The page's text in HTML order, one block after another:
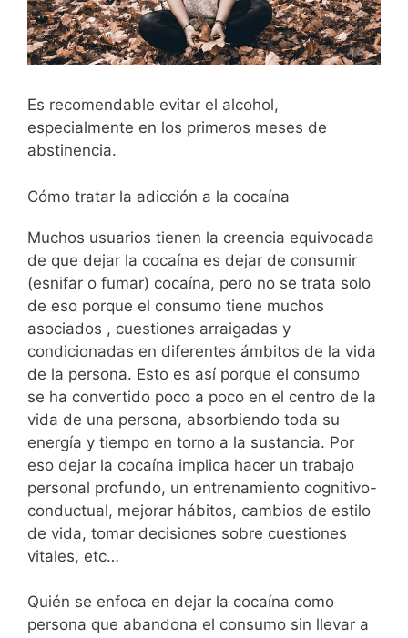
Es recomendable evitar el alcohol,
especialmente en los primeros meses de
abstinencia.
Cómo tratar la adicción a la cocaína
Muchos usuarios tienen la creencia equivocada
de que dejar la cocaína es dejar de consumir
(esnifar o fumar) cocaína, pero no se trata solo
de eso porque el consumo tiene muchos
asociados , cuestiones arraigadas y
condicionadas en diferentes ámbitos de la vida
de la persona. Esto es así porque el consumo
se ha convertido poco a poco en el centro de la
vida de una persona, absorbiendo toda su
energía y tiempo en torno a la sustancia. Por
eso dejar la cocaína implica hacer un trabajo
personal profundo, un entrenamiento cognitivo-
conductual, mejorar hábitos, cambios de estilo
de vida, tomar decisiones sobre cuestiones
vitales, etc…
Quién se enfoca en dejar la cocaína como
persona que abandona el consumo sin llevar a